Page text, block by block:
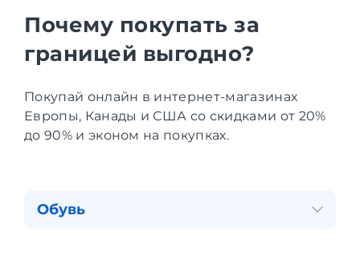
Почему покупать за
границей выгодно?
Покупай онлайн в интернет-магазинах
Европы, Канады и США со скидками от 20%
до 90% и эконом на покупках.
Обувь